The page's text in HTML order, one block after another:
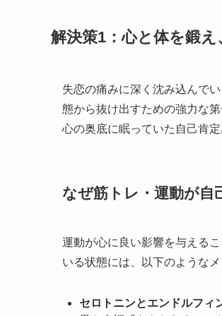
解決策1：心と体を鍛
失恋の痛みに深く沈み込んで
態から抜け出すための強力な
心の奥底に眠っていた自己肯
なぜ筋トレ・運動が自
運動が心に良い影響を与える
いる状態には、以下のような
セロトニンとエンドルフィ